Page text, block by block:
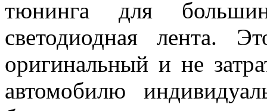
тюнинга для
светодиодная лента.
оригинальный и не
автомобилю